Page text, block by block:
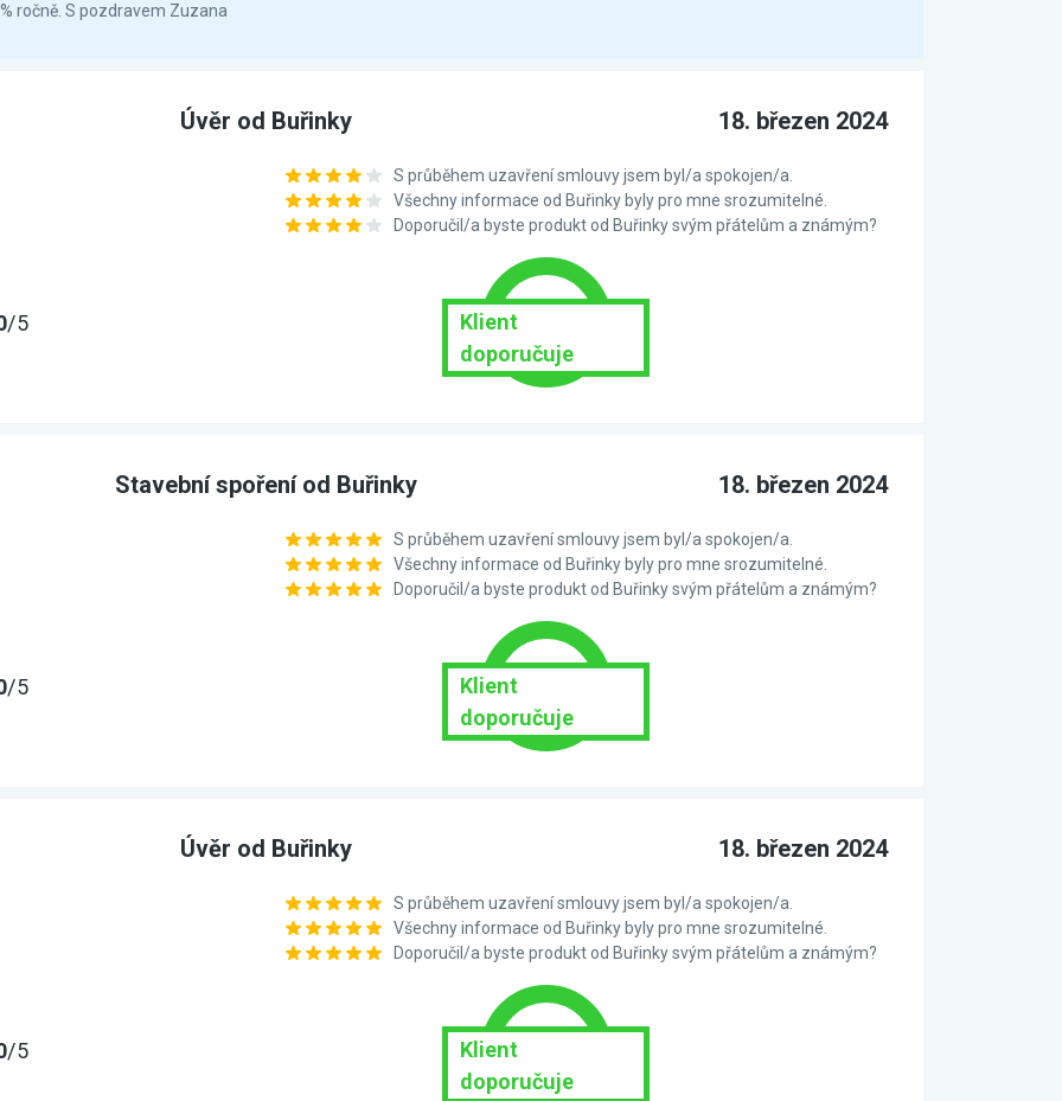
ročně. S pozdravem Zuzana
Úvěr od Buřinky 18. březen 2024
S průběhem uzavření smlouvy jsem byl/a spokojen/a.
Všechny informace od Buřinky byly pro mne srozumitelné.
Doporučil/a byste produkt od Buřinky svým přátelům a známým?
/5
Klient
doporučuje
Stavební spoření od Buřinky 18. březen 2024
S průběhem uzavření smlouvy jsem byl/a spokojen/a.
Všechny informace od Buřinky byly pro mne srozumitelné.
Doporučil/a byste produkt od Buřinky svým přátelům a známým?
/5
Klient
doporučuje
Úvěr od Buřinky 18. březen 2024
S průběhem uzavření smlouvy jsem byl/a spokojen/a.
Všechny informace od Buřinky byly pro mne srozumitelné.
Doporučil/a byste produkt od Buřinky svým přátelům a známým?
/5
Klient
doporučuje